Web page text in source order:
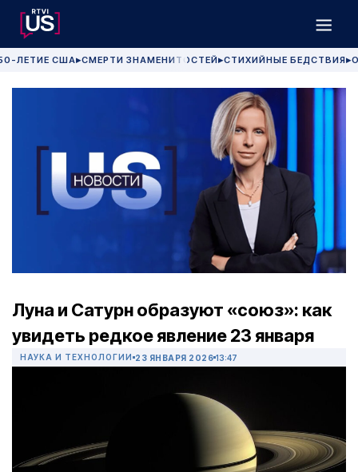
ЛЕТИЕ США▶СМЕРТИ ЗНАМЕНИТОСТЕЙ▶СТИХИЙНЫЕ БЕДСТВИЯ▶
Луна и Сатурн образуют «союз»: как
увидеть редкое явление 23 января
НАУКА И ТЕХНОЛОГИИ 23 ЯНВАРЯ 2026 13:47